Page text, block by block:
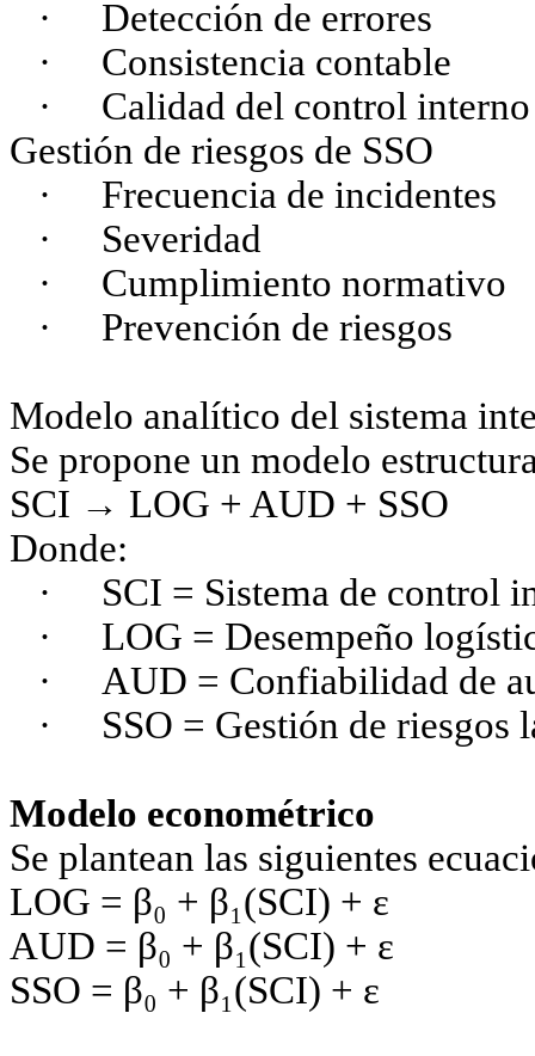
·
Detección de errores
·
Consistencia contable
·
Calidad del control interno
Gestión de riesgos de SSO
·
Frecuencia de incidentes
·
Severidad
·
Cumplimiento normativo
·
Prevención de riesgos
Modelo analítico del sistema
Se propone un modelo
SCI → LOG + AUD + SSO
Donde:
·
SCI = Sistema de control
·
LOG = Desempeño
·
AUD = Confiabilidad de
·
SSO = Gestión de riesgos
Modelo econométrico
Se plantean las siguientes
LOG = β₀ + β₁(SCI) + ε
AUD = β₀ + β₁(SCI) + ε
SSO = β₀ + β₁(SCI) + ε